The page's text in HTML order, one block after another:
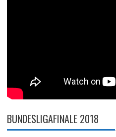
BUNDESLIGAFINALE 2018